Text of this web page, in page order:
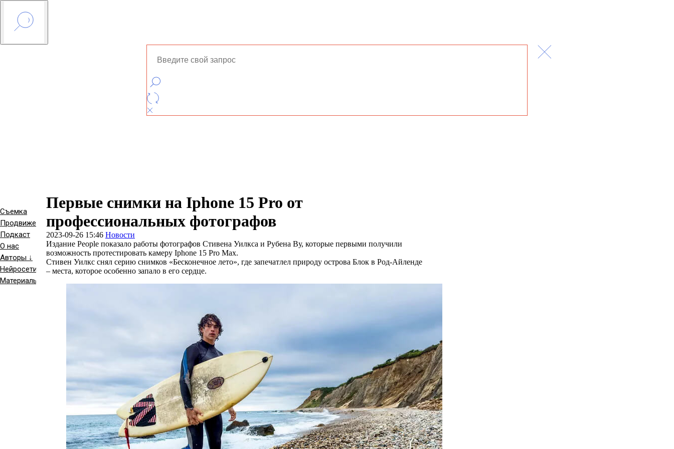
Съемка
Продвижение
Подкаст
О нас
Авторы ↓
Нейросети
Материалы ↓
Первые снимки на Iphone 15 Pro от
профессиональных фотографов
2023-09-26 15:46 Новости
Издание People показало работы фотографов Стивена Уилкса и Рубена Ву, которые первыми получили
возможность протестировать камеру Iphone 15 Pro Max.
Стивен Уилкс снял серию снимков «Бесконечное лето», где запечатлел природу острова Блок в Род-Айленде
– места, которое особенно запало в его сердце.